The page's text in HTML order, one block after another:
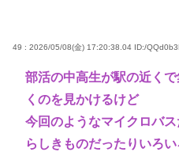
49 : 2026/05/08(金) 17:20:38.04 ID:/
部活の中高生が駅の近く
くのを見かけるけど
今回のようなマイクロバ
らしきものだったりいろ